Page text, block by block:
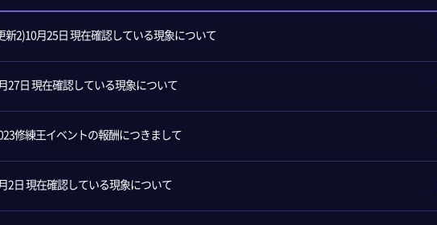
新2)10月25日 現在確認している現象について
27日 現在確認している現象について
修練王イベントの報酬につきまして
2日 現在確認している現象について